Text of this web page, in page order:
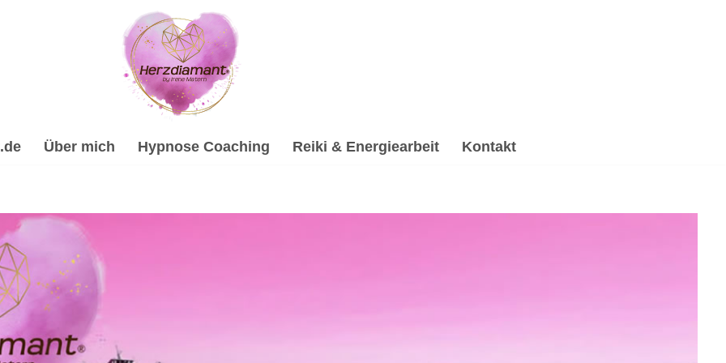
Über mich Hypnose Coaching Reiki & Energiearbeit Kontakt
Psychologische Beratung, Reiki & Energiearbeit, Spirituelle Trauerverarbeitung & Trauerhilfe,
✔️ Hypnose, ☑️ Spirituelle Trauerverarbeitung & Trauerhilfe, ✔️ Psychologische Beratung oder ✔️ Spirituelles
Coach & psychologische Beraterin für Bornheim. Deine Vision ist meine Mission ✉.